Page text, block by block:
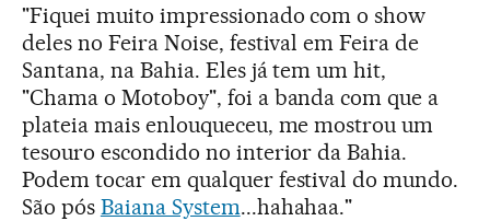
"Fiquei muito impressionado com o show
deles no Feira Noise, festival em Feira de
Santana, na Bahia. Eles já tem um hit,
"Chama o Motoboy", foi a banda com que a
plateia mais enlouqueceu, me mostrou um
tesouro escondido no interior da Bahia.
Podem tocar em qualquer festival do mundo.
São pós Baiana System...hahahaa."